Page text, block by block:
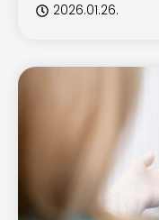
2026.01.26.